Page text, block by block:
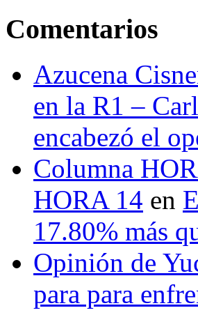
Comentarios
Azucena
en la R1 –
encabezó el
Columna
HORA 14 en
17.80% más
Opinión de
para para